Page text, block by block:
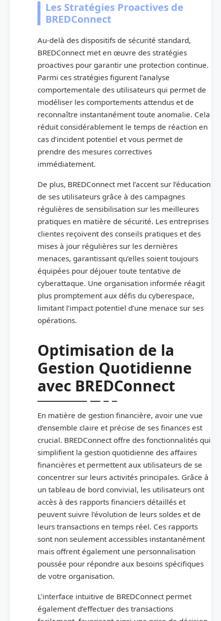
Les Stratégies Proactives de
BREDConnect
Au-delà des dispositifs de sécurité standard,
BREDConnect met en œuvre des stratégies
proactives pour garantir une protection continue.
Parmi ces stratégies figurent l’analyse
comportementale des utilisateurs qui permet de
modéliser les comportements attendus et de
reconnaître instantanément toute anomalie. Cela
réduit considérablement le temps de réaction en
cas d’incident potentiel et vous permet de
prendre des mesures correctives
immédiatement.
De plus, BREDConnect met l’accent sur l’éducation
de ses utilisateurs grâce à des campagnes
régulières de sensibilisation sur les meilleures
pratiques en matière de sécurité. Les entreprises
clientes reçoivent des conseils pratiques et des
mises à jour régulières sur les dernières
menaces, garantissant qu’elles soient toujours
équipées pour déjouer toute tentative de
cyberattaque. Une organisation informée réagit
plus promptement aux défis du cyberespace,
limitant l’impact potentiel d’une menace sur ses
opérations.
Optimisation de la
Gestion Quotidienne
avec BREDConnect
En matière de gestion financière, avoir une vue
d’ensemble claire et précise de ses finances est
crucial. BREDConnect offre des fonctionnalités qui
simplifient la gestion quotidienne des affaires
financières et permettent aux utilisateurs de se
concentrer sur leurs activités principales. Grâce à
un tableau de bord convivial, les utilisateurs ont
accès à des rapports financiers détaillés et
peuvent suivre l’évolution de leurs soldes et de
leurs transactions en temps réel. Ces rapports
sont non seulement accessibles instantanément
mais offrent également une personnalisation
poussée pour répondre aux besoins spécifiques
de votre organisation.
L’interface intuitive de BREDConnect permet
également d’effectuer des transactions